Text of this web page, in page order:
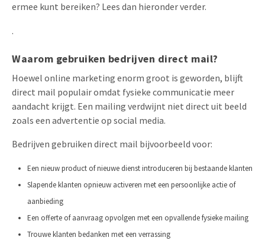
ermee kunt bereiken? Lees dan hieronder verder.
.
Waarom gebruiken bedrijven direct mail?
Hoewel online marketing enorm groot is geworden, blijft
direct mail populair omdat fysieke communicatie meer
aandacht krijgt. Een mailing verdwijnt niet direct uit beeld
zoals een advertentie op social media.
Bedrijven gebruiken direct mail bijvoorbeeld voor:
Een nieuw product of nieuwe dienst introduceren bij bestaande klanten
Slapende klanten opnieuw activeren met een persoonlijke actie of
aanbieding
Een offerte of aanvraag opvolgen met een opvallende fysieke mailing
Trouwe klanten bedanken met een verrassing